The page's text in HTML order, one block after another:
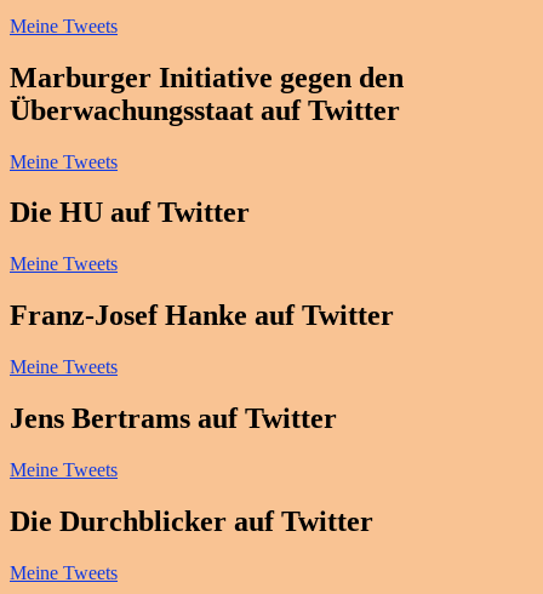
Meine Tweets
Marburger Initiative gegen den
Überwachungsstaat auf Twitter
Meine Tweets
Die HU auf Twitter
Meine Tweets
Franz-Josef Hanke auf Twitter
Meine Tweets
Jens Bertrams auf Twitter
Meine Tweets
Die Durchblicker auf Twitter
Meine Tweets